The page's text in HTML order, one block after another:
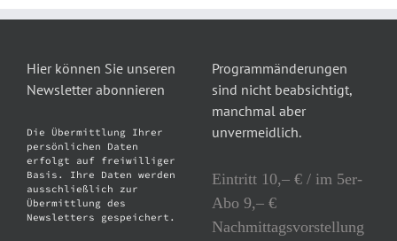
Hier können Sie unseren
Newsletter abonnieren
Die Übermittlung Ihrer
persönlichen Daten
erfolgt auf freiwilliger
Basis. Ihre Daten werden
ausschließlich zur
Übermittlung des
Newsletters gespeichert.
Programmänderungen
sind nicht beabsichtigt,
manchmal aber
unvermeidlich.
Eintritt 10,– € / im 5er-
Abo 9,– €
Nachmittagsvorstellung